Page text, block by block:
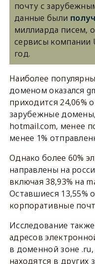
почту с
данные были
миллиарда писем,
сервисы компании
год.
Наиболее
доменом оказался
приходится 24,06%
зарубежные домены,
hotmail.com, менее
менее 1%
Однако более 60%
направлены на
включая 38,93% на
Оставшиеся 13,55%
корпоративные
Исследование
адресов
в доменной зоне .ru,
находятся в других